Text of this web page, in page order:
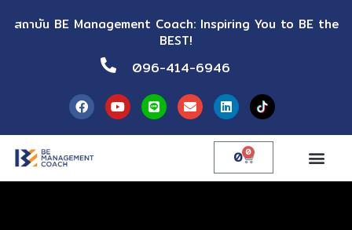
สถาบัน BE Management Coach: Inspiring You to BE the
BEST!
096-414-6946
0 0